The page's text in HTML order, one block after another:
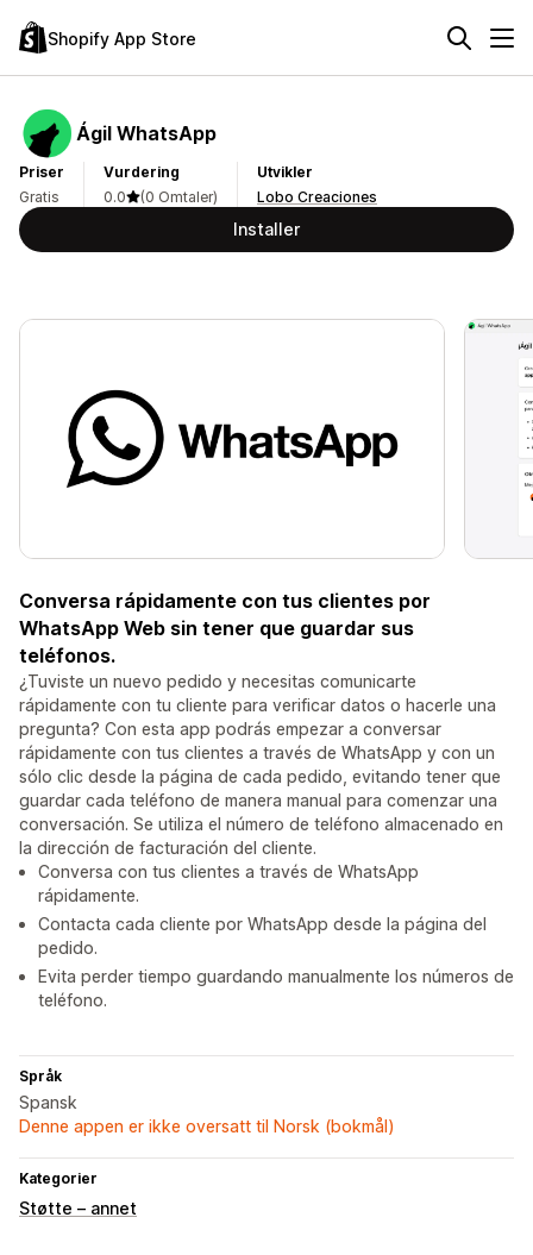
Shopify App Store
Ágil WhatsApp
Priser
Gratis
Vurdering
0.0
(0 Omtaler)
Utvikler
Lobo Creaciones
Installer
Conversa rápidamente con tus clientes por
WhatsApp Web sin tener que guardar sus
teléfonos.
¿Tuviste un nuevo pedido y necesitas comunicarte
rápidamente con tu cliente para verificar datos o hacerle una
pregunta? Con esta app podrás empezar a conversar
rápidamente con tus clientes a través de WhatsApp y con un
sólo clic desde la página de cada pedido, evitando tener que
guardar cada teléfono de manera manual para comenzar una
conversación. Se utiliza el número de teléfono almacenado en
la dirección de facturación del cliente.
Conversa con tus clientes a través de WhatsApp
rápidamente.
Contacta cada cliente por WhatsApp desde la página del
pedido.
Evita perder tiempo guardando manualmente los números de
teléfono.
Språk
Spansk
Denne appen er ikke oversatt til Norsk (bokmål)
Kategorier
Støtte – annet